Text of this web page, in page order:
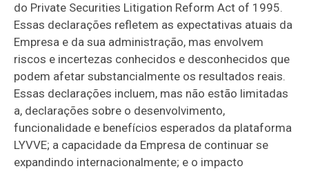
do Private Securities Litigation Reform Act of 1995.
Essas declarações refletem as expectativas atuais da
Empresa e da sua administração, mas envolvem
riscos e incertezas conhecidos e desconhecidos que
podem afetar substancialmente os resultados reais.
Essas declarações incluem, mas não estão limitadas
a, declarações sobre o desenvolvimento,
funcionalidade e benefícios esperados da plataforma
LYVVE; a capacidade da Empresa de continuar se
expandindo internacionalmente; e o impacto